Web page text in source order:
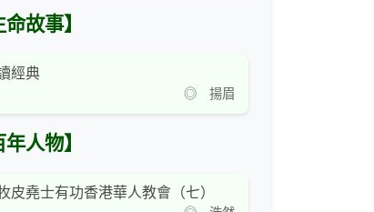
命故事】
經典
◎ 揚眉
年人物】
皮堯士有功香港華人教會（七）